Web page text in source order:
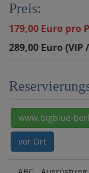
Preis:
179,00 Euro pro
289,00 Euro
www.bigblue-
vor Ort